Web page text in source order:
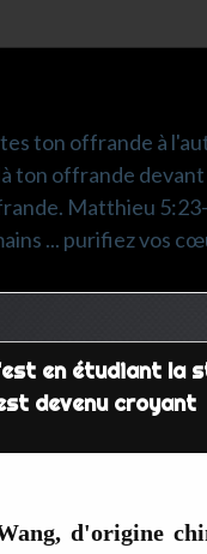
ton offrande à
ton offrande
Matthieu 5:23-
... purifiez vos
en étudiant la
devenu croyant
d'origine